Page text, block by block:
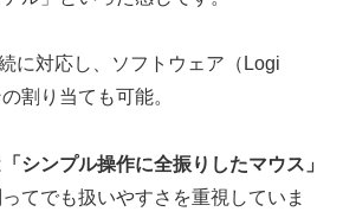
に対応し、ソフトウェア（Logi
割り当ても可能。
「シンプル操作に全振りしたマウス」
てでも扱いやすさを重視していま